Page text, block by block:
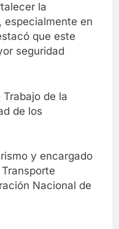
la
especialmente en
que este
seguridad
de la
de los
y encargado
Nacional de